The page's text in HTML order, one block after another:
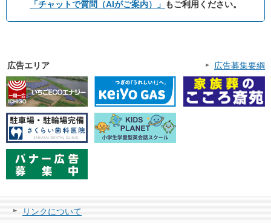
「チャットで質問（AIがご案内）」 もご利用ください。
広告エリア 広告募集要綱
リンクについて